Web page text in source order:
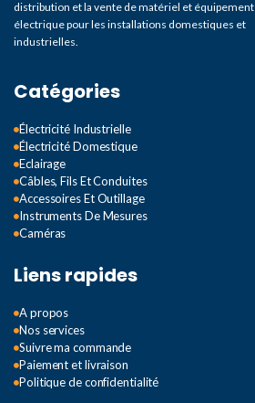
distribution et la vente de matériel et équipement
électrique pour les installations domestiques et
industrielles.
Catégories
Électricité Industrielle
Électricité Domestique
Eclairage
Câbles, Fils Et Conduites
Accessoires Et Outillage
Instruments De Mesures
Caméras
Liens rapides
A propos
Nos services
Suivre ma commande
Paiement et livraison
Politique de confidentialité